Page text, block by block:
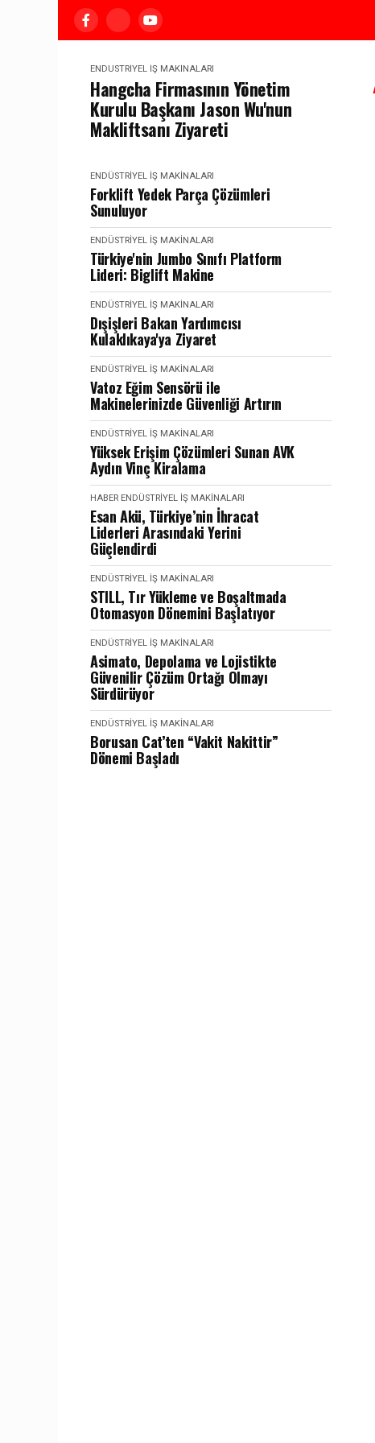
ENDÜSTRIYEL İŞ MAKINALARI
Hangcha Firmasının Yönetim
Kurulu Başkanı Jason Wu'nun
Makliftsanı Ziyareti
ENDÜSTRIYEL İŞ MAKINALARI
Forklift Yedek Parça Çözümleri
Sunuluyor
ENDÜSTRIYEL İŞ MAKINALARI
Türkiye'nin Jumbo Sınıfı Platform
Lideri: Biglift Makine
ENDÜSTRIYEL İŞ MAKINALARI
Dışişleri Bakan Yardımcısı
Kulaklıkaya'ya Ziyaret
ENDÜSTRIYEL İŞ MAKINALARI
Vatoz Eğim Sensörü ile
Makinelerinizde Güvenliği Artırın
ENDÜSTRIYEL İŞ MAKINALARI
Yüksek Erişim Çözümleri Sunan AVK
Aydın Vinç Kiralama
HABER ENDÜSTRIYEL İŞ MAKINALARI
Esan Akü, Türkiye’nin İhracat
Liderleri Arasındaki Yerini
Güçlendirdi
ENDÜSTRIYEL İŞ MAKINALARI
STILL, Tır Yükleme ve Boşaltmada
Otomasyon Dönemini Başlatıyor
ENDÜSTRIYEL İŞ MAKINALARI
Asimato, Depolama ve Lojistikte
Güvenilir Çözüm Ortağı Olmayı
Sürdürüyor
ENDÜSTRIYEL İŞ MAKINALARI
Borusan Cat’ten “Vakit Nakittir”
Dönemi Başladı